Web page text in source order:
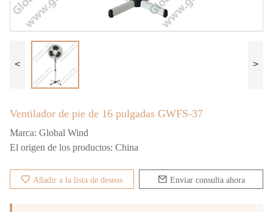
< >
Ventilador de pie de 16 pulgadas GWFS-37
Marca: Global Wind
El origen de los productos: China
Añadir a la lista de deseos Enviar consulta ahora